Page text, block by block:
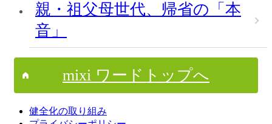
親・祖父母世代、帰省の「本
音」
mixi ワードトップへ
健全化の取り組み